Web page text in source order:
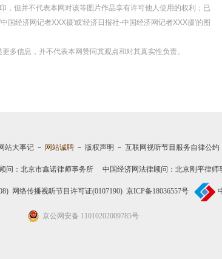
，但并不代表本网对该等图片作品享有许可他人使用的权利；已
国经济网记者XXX摄'或'经济日报社-中国经济网记者XXX摄'的图
多信息，并不代表本网赞同其观点和对其真实性负责。
站大事记 － 网站诚聘 － 版权声明 － 互联网视听节目服务自律公约
问： 北京市鑫诺律师事务所中国经济网法律顾问：北京刚平律师
网络传播视听节目许可证(0107190) 京ICP备18036557号
京公网安备 11010202009785号